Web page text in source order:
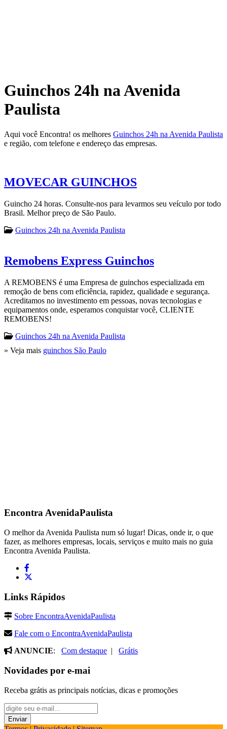
Guinchos 24h na Avenida
Paulista
Aqui você Encontra! os melhores Guinchos 24h na Avenida Paulista
e região, com telefone e endereço das empresas.
MOVECAR GUINCHOS
Guincho 24 horas. Consulte-nos para levarmos seu veículo por todo
Brasil. Melhor preço de São Paulo.
Guinchos 24h na Avenida Paulista
Remobens Express Guinchos
A REMOBENS é uma Empresa de guinchos especializada em
remoção de bens com eficiência, rapidez, qualidade e segurança.
Acreditamos no investimento em pessoas, novas tecnologias e
equipamentos onde, esperamos conquistar você, CLIENTE
REMOBENS!
Guinchos 24h na Avenida Paulista
» Veja mais guinchos São Paulo
EncontraAvenidaPaulista
O melhor da Avenida Paulista num só lugar! Dicas, onde ir, o que
fazer, as melhores empresas, locais, serviços e muito mais no guia
Encontra Avenida Paulista.
Links Rápidos
Sobre EncontraAvenidaPaulista
Fale com o EncontraAvenidaPaulista
ANUNCIE: Com destaque | Grátis
Novidades por e-mai
Receba grátis as principais notícias, dicas e promoções